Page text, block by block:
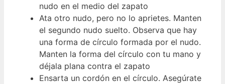
nudo en el medio del zapato
Ata otro nudo, pero no lo aprietes. Manten
el segundo nudo suelto. Observa que hay
una forma de círculo formada por el nudo.
Manten la forma del círculo con tu mano y
déjala plana contra el zapato
Ensarta un cordón en el círculo. Asegúrate